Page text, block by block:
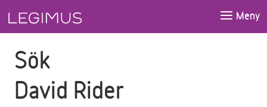
Meny
Sök
David Rider